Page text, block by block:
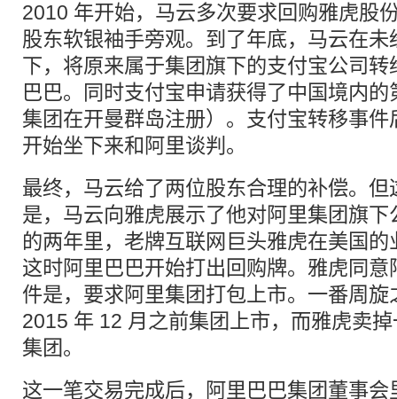
2010 年开始，马云多次要求回购雅虎股
股东软银袖手旁观。到了年底，马云在
下，将原来属于集团旗下的支付宝公司
巴巴。同时支付宝申请获得了中国境内
集团在开曼群岛注册）。支付宝转移事
开始坐下来和阿里谈判。
最终，马云给了两位股东合理的补偿。
是，马云向雅虎展示了他对阿里集团旗
的两年里，老牌互联网巨头雅虎在美国
这时阿里巴巴开始打出回购牌。雅虎同
件是，要求阿里集团打包上市。一番周
2015 年 12 月之前集团上市，而雅虎卖
集团。
这一笔交易完成后，阿里巴巴集团董事